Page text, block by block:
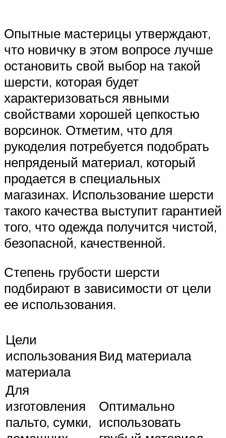
Опытные мастерицы утверждают,
что новичку в этом вопросе лучше
остановить свой выбор на такой
шерсти, которая будет
характеризоваться явными
свойствами хорошей цепкостью
ворсинок. Отметим, что для
рукоделия потребуется подобрать
непряденый материал, который
продается в специальных
магазинах. Использование шерсти
такого качества выступит гарантией
того, что одежда получится чистой,
безопасной, качественной.
Степень грубости шерсти
подбирают в зависимости от цели
ее использования.
Цели
использования
материала
Вид материала
Для
изготовления
пальто, сумки,
Оптимально
использовать